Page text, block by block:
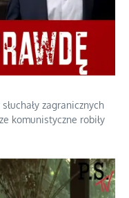
zagranicznych
komunistyczne robiły